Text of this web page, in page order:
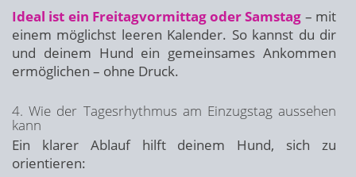
Ideal ist ein Freitagvormittag oder Samstag – mit
einem möglichst leeren Kalender. So kannst du dir
und deinem Hund ein gemeinsames Ankommen
ermöglichen – ohne Druck.
4. Wie der Tagesrhythmus am Einzugstag aussehen
kann
Ein klarer Ablauf hilft deinem Hund, sich zu
orientieren: